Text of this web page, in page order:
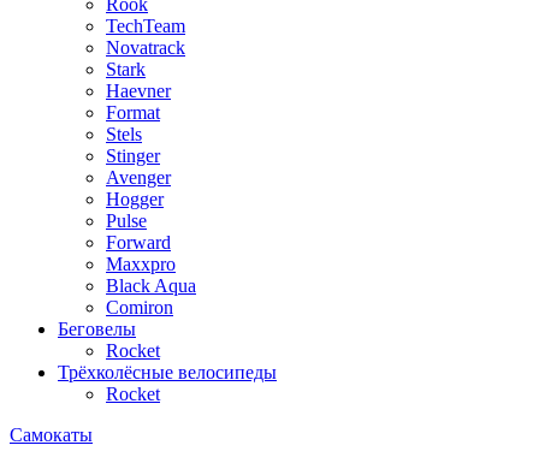
TechTeam
Novatrack
Stark
Haevner
Format
Stels
Stinger
Avenger
Hogger
Pulse
Forward
Maxxpro
Black Aqua
Comiron
Беговелы
Rocket
Трёхколёсные велосипеды
Rocket
Самокаты